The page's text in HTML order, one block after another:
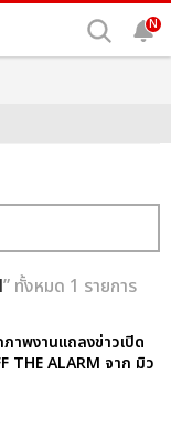
N
” ทั้งหมด 1 รายการ
าพงานแถลงข่าวเปิด
THE ALARM จาก มิว